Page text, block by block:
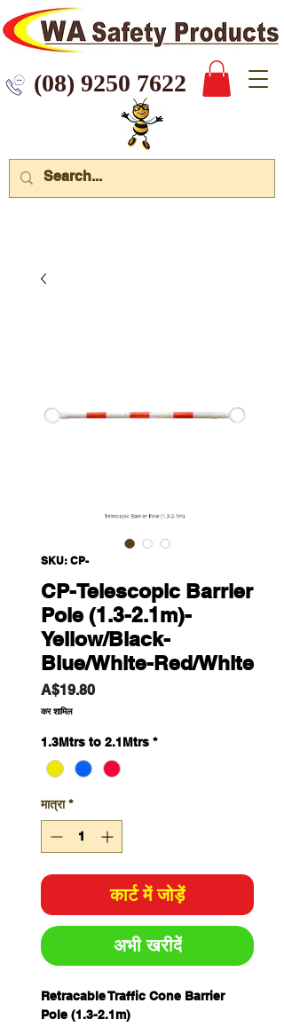
7622
SKU: CP-
CP-Telescopic Barrier
Pole (1.3-2.1m)-
Yellow/Black-
Blue/White-Red/White
A$19.80मूल्य
कर शामिल
1.3Mtrs to 2.1Mtrs *
मात्रा *
कार्ट में जोड़ें
अभी खरीदें
Retracable Traffic Cone Barrier
Pole (1.3-2.1m)